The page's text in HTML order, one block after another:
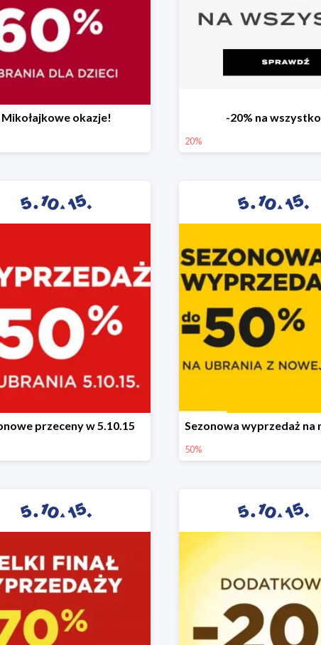
Mikołajkowe okazje! -20% na wszystko
20%
przeceny w 5.10.15
50%